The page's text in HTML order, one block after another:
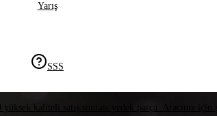
Yarış
SSS
kaliteli satış sonrası yedek parça. Aracınız